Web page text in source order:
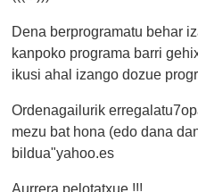
Dena berprogramatu behar
kanpoko programa barri
ikusi ahal izango dozue
Ordenagailurik
mezu bat hona (edo dana
bildua"yahoo.es
Aurrera pelotatxue !!!